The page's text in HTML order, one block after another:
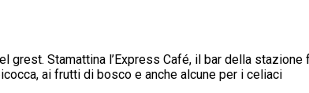
grest. Stamattina l’Express Café, il bar della
ai frutti di bosco e anche alcune per i celiaci